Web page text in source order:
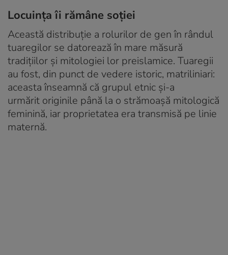
Locuința îi rămâne soției
Această distribuție a rolurilor de gen în rândul
tuaregilor se datorează în mare măsură
tradițiilor și mitologiei lor preislamice. Tuaregii
au fost, din punct de vedere istoric, matriliniari:
aceasta înseamnă că grupul etnic și-a
urmărit originile până la o strămoașă mitologică
feminină, iar proprietatea era transmisă pe linie
maternă.